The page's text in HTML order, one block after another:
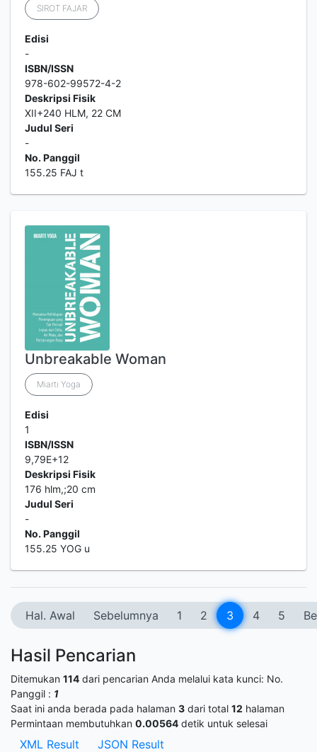
SIROT FAJAR
Edisi
-
ISBN/ISSN
978-602-99572-4-2
Deskripsi Fisik
XII+240 HLM, 22 CM
Judul Seri
-
No. Panggil
155.25 FAJ t
Unbreakable Woman
Miarti Yoga
Edisi
1
ISBN/ISSN
9,79E+12
Deskripsi Fisik
176 hlm,;20 cm
Judul Seri
-
No. Panggil
155.25 YOG u
Hal. Awal Sebelumnya 1 2 3 4 5
Hasil Pencarian
Ditemukan 114 dari pencarian Anda melalui kata kunci: No.
Panggil : 1
Saat ini anda berada pada halaman 3 dari total 12 halaman
Permintaan membutuhkan 0.00564 detik untuk selesai
XML Result JSON Result